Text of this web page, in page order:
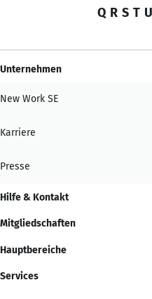
Q R S T U
Unternehmen
New Work SE
Karriere
Presse
Hilfe & Kontakt
Mitgliedschaften
Hauptbereiche
Services